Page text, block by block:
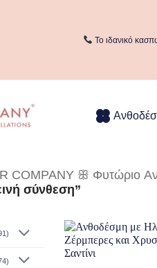
Το ιδανικό
COMPANY ꕥ Φυτώριο
σύνθεση”